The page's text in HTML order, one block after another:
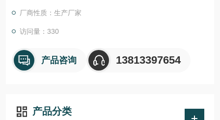
厂商性质：生产厂家
访问量：330
产品咨询 13813397654
产品分类